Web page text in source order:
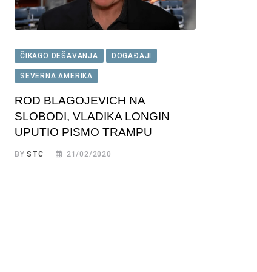
ČIKAGO DEŠAVANJA DOGAĐAJI
SEVERNA AMERIKA
ROD BLAGOJEVICH NA
SLOBODI, VLADIKA LONGIN
UPUTIO PISMO TRAMPU
BYSTC 21/02/2020